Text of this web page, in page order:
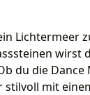
Lichtermeer
wirst
du die Dance
mit